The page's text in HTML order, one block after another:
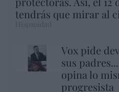
tendrás que mirar al
Vox pide
sus
opina lo
progresista